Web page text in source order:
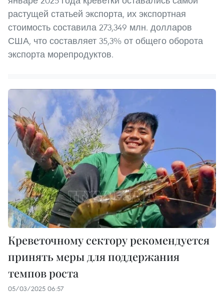
растущей статьей экспорта, их экспортная
стоимость составила 273,349 млн. долларов
США, что составляет 35,3% от общего оборота
экспорта морепродуктов.
Креветочному сектору рекомендуется
принять меры для поддержания
темпов роста
05/03/2025 06:57